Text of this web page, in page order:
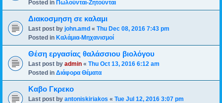
Posted in Πωλούνται-Ζητούνται
Διακοσμηση σε καλαμι
Last post by john.amd « Thu Dec 08, 2016 7:43 pm
Posted in Καλάμια-Mηχανισμoί
Θέση εργασίας θαλάσσιου βιολόγου
Last post by admin « Thu Oct 13, 2016 6:12 am
Posted in Διάφορα Θέματα
Καβο Γκρεκο
Last post by antoniskiriakos « Tue Jul 12, 2016 3:07 pm